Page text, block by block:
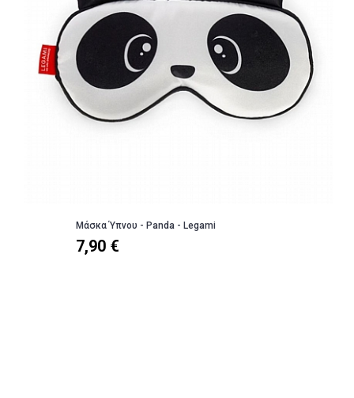
Μάσκα Ύπνου - Panda - Legami
7,90 €